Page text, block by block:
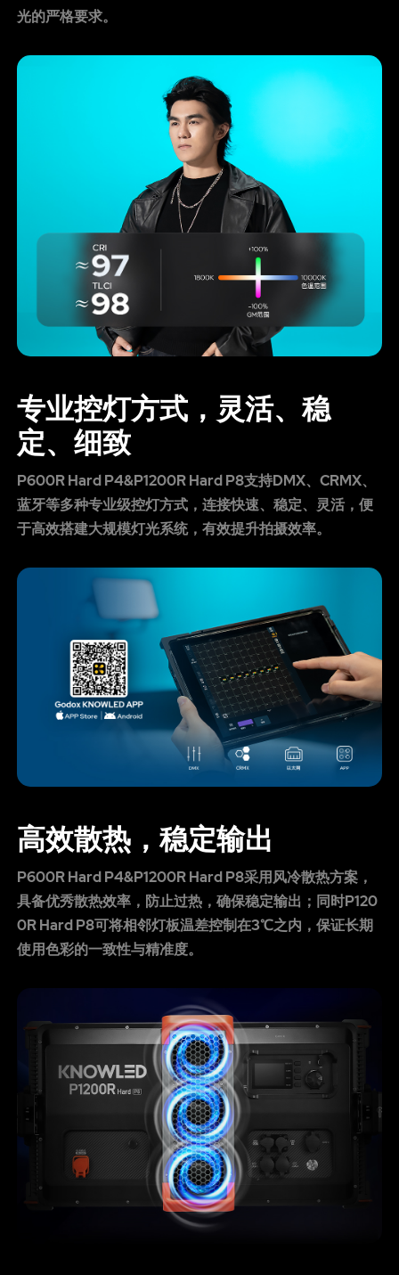
光的严格要求。
专业控灯方式，灵活、稳
定、细致
P600R Hard P4&P1200R Hard P8支持DMX、CRMX、
蓝牙等多种专业级控灯方式，连接快速、稳定、灵活，便
于高效搭建大规模灯光系统，有效提升拍摄效率。
高效散热，稳定输出
P600R Hard P4&P1200R Hard P8采用风冷散热方案，
具备优秀散热效率，防止过热，确保稳定输出；同时P120
0R Hard P8可将相邻灯板温差控制在3℃之内，保证长期
使用色彩的一致性与精准度。